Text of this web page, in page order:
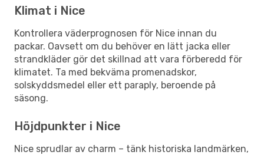
Klimat i Nice
Kontrollera väderprognosen för Nice innan du
packar. Oavsett om du behöver en lätt jacka eller
strandkläder gör det skillnad att vara förberedd för
klimatet. Ta med bekväma promenadskor,
solskyddsmedel eller ett paraply, beroende på
säsong.
Höjdpunkter i Nice
Nice sprudlar av charm – tänk historiska landmärken,